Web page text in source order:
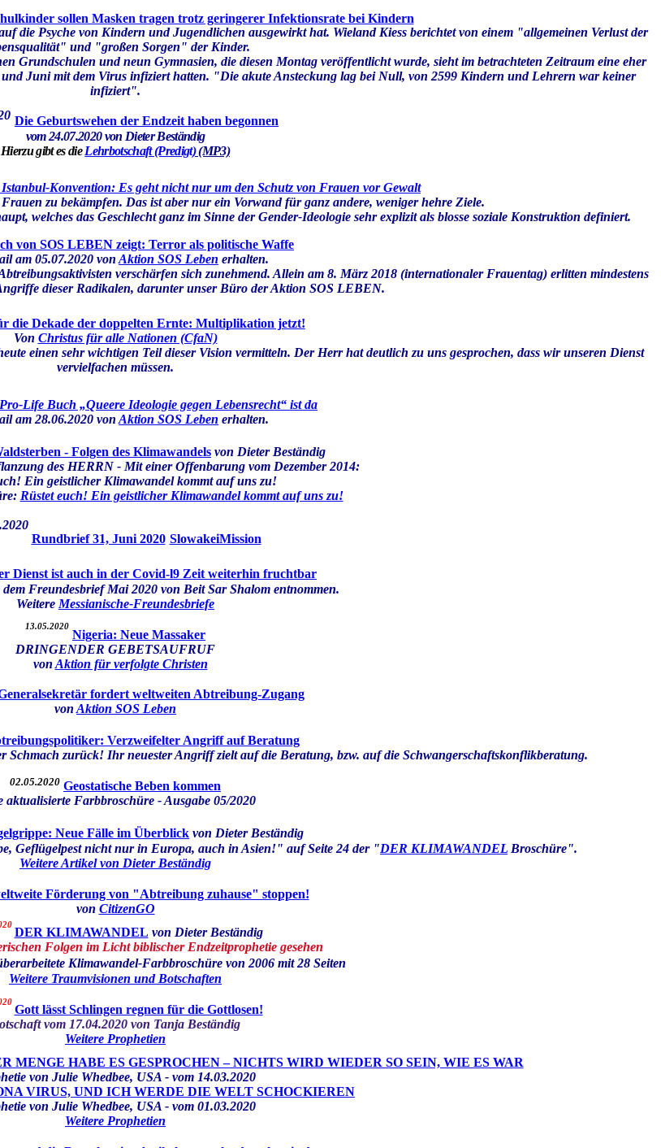
sollen Masken tragen trotz geringerer Infektionsrate bei Kindern
die Psyche von Kindern und Jugendlichen ausgewirkt hat. Wieland Kiess berichtet von einem "allgemeinen Verlust der
und "großen Sorgen" der Kinder.
Grundschulen und neun Gymnasien, die diesen Montag veröffentlicht wurde, sieht im betrachteten Zeitraum eine eher
Juni mit dem Virus infiziert hatten. "Die akute Ansteckung lag bei Null, von 2599 Kindern und Lehrern war keiner
infiziert".
Die Geburtswehen der Endzeit haben begonnen
vom 24.07.2020 von Dieter Beständig
Hierzu gibt es dieLehrbotschaft (Predigt)(MP3)
Konvention: Es geht nicht nur um den Schutz von Frauen vor Gewalt
zu bekämpfen. Das ist aber nur ein Vorwand für ganz andere, weniger hehre Ziele.
welches das Geschlecht ganz im Sinne der Gender-Ideologie sehr explizit als blosse soziale Konstruktion definiert.
von SOS LEBEN zeigt: Terror als politische Waffe
am 05.07.2020 von Aktion SOS Leben erhalten.
verschärfen sich zunehmend. Allein am 8. März 2018 (internationaler Frauentag) erlitten mindestens
dieser Radikalen, darunter unser Büro der Aktion SOS LEBEN.
die Dekade der doppelten Ernte: Multiplikation jetzt!
Von Christus für alle Nationen (CfaN)
einen sehr wichtigen Teil dieser Vision vermitteln. Der Herr hat deutlich zu uns gesprochen, dass wir unseren Dienst
vervielfachen müssen.
Life Buch „Queere Ideologie gegen Lebensrecht“ ist da
am 28.06.2020 von Aktion SOS Leben erhalten.
- Folgen des Klimawandels von Dieter Beständig
des HERRN - Mit einer Offenbarung vom Dezember 2014:
Ein geistlicher Klimawandel kommt auf uns zu!
Rüstet euch! Ein geistlicher Klimawandel kommt auf uns zu!
Rundbrief 31, Juni 2020 SlowakeiMission
Dienst ist auch in der Covid-l9 Zeit weiterhin fruchtbar
Freundesbrief Mai 2020 von Beit Sar Shalom entnommen.
Weitere Messianische-Freundesbriefe
13.05.2020
Nigeria: Neue Massaker
DRINGENDER GEBETSAUFRUF
von Aktion für verfolgte Christen
fordert weltweiten Abtreibung-Zugang
von Aktion SOS Leben
Verzweifelter Angriff auf Beratung
zurück! Ihr neuester Angriff zielt auf die Beratung, bzw. auf die Schwangerschaftskonflikberatung.
02.05.2020 Geostatische Beben kommen
aktualisierte Farbbroschüre - Ausgabe 05/2020
Neue Fälle im Überblick von Dieter Beständig
Geflügelpest nicht nur in Europa, auch in Asien!" auf Seite 24 der "DER KLIMAWANDEL Broschüre".
Weitere Artikel von Dieter Beständig
Förderung von "Abtreibung zuhause" stoppen!
von CitizenGO
DER KLIMAWANDEL von Dieter Beständig
Folgen im Licht biblischer Endzeitprophetie gesehen
Klimawandel-Farbbroschüre von 2006 mit 28 Seiten
Weitere Traumvisionen und Botschaften
Gott lässt Schlingen regnen für die Gottlosen!
vom 17.04.2020 von Tanja Beständig
Weitere Prophetien
MENGE HABE ES GESPROCHEN – NICHTS WIRD WIEDER SO SEIN, WIE ES WAR
von Julie Whedbee, USA - vom 14.03.2020
VIRUS, UND ICH WERDE DIE WELT SCHOCKIEREN
von Julie Whedbee, USA - vom 01.03.2020
Weitere Prophetien